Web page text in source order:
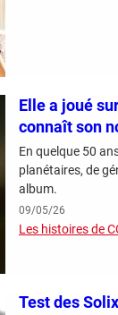
Elle a joué
connaît son
En quelque 50
planétaires, de
album.
09/05/26
Les histoires de
Test des